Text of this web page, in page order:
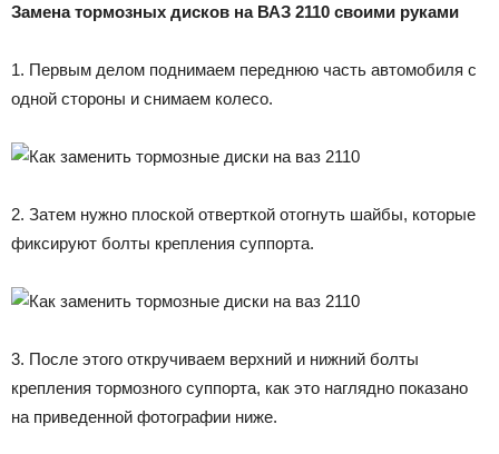
Замена тормозных дисков на ВАЗ 2110 своими руками
1. Первым делом поднимаем переднюю часть автомобиля с
одной стороны и снимаем колесо.
2. Затем нужно плоской отверткой отогнуть шайбы, которые
фиксируют болты крепления суппорта.
3. После этого откручиваем верхний и нижний болты
крепления тормозного суппорта, как это наглядно показано
на приведенной фотографии ниже.